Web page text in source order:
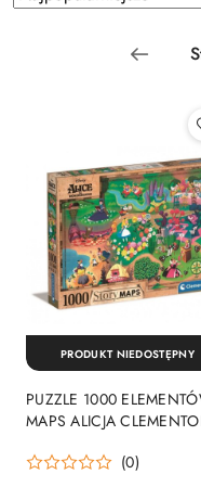
sortowanie:
Najpopularniejsze.
według
PUZZLE 1000
MAPS ALICJA
(0)
PRODUKT NIEDOSTĘPNY